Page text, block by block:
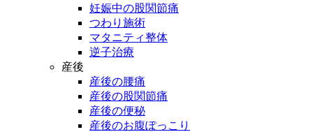
妊娠中の股関節痛
つわり施術
マタニティ整体
逆子治療
産後
産後の腰痛
産後の股関節痛
産後の便秘
産後のお腹ぽっこり